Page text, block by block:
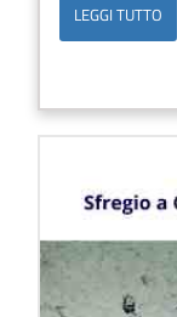
LEGGI TUTTO